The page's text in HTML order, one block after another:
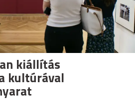
kiállítás
kultúrával